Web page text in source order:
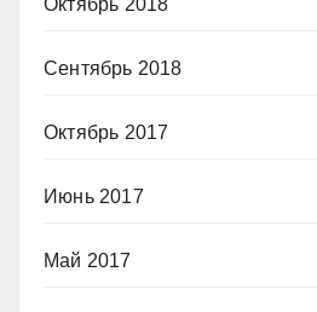
Сентябрь 2018
Октябрь 2017
Июнь 2017
Май 2017